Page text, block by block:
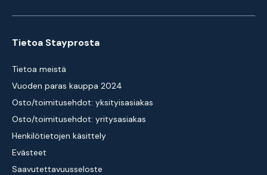
Tietoa Stayprosta
Tietoa meistä
Vuoden paras kauppa 2024
Osto/toimitusehdot: yksityisasiakas
Osto/toimitusehdot: yritysasiakas
Henkilötietojen käsittely
Evästeet
Saavutettavuusseloste